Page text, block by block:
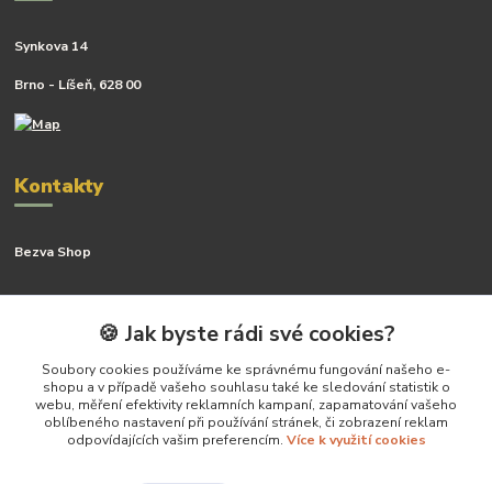
Synkova 14
Brno - Líšeň, 628 00
Kontakty
Bezva Shop
+420 799 506 742
(Po-Pá, 8-16 hod.)
katerina@bezva.shop
🍪 Jak byste rádi své cookies?
Soubory cookies používáme ke správnému fungování našeho e-
shopu a v případě vašeho souhlasu také ke sledování statistik o
webu, měření efektivity reklamních kampaní, zapamatování vašeho
oblíbeného nastavení při používání stránek, či zobrazení reklam
odpovídajících vašim preferencím. Více k využití cookies